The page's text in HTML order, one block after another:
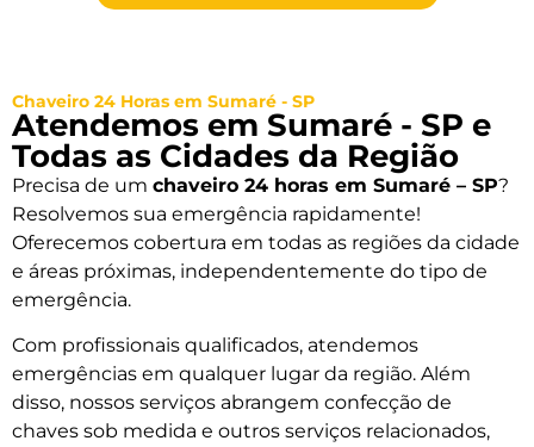
Chaveiro 24 Horas em Sumaré - SP
Atendemos em Sumaré - SP e
Todas as Cidades da Região
Precisa de um chaveiro 24 horas em Sumaré – SP?
Resolvemos sua emergência rapidamente!
Oferecemos cobertura em todas as regiões da cidade
e áreas próximas, independentemente do tipo de
emergência.
Com profissionais qualificados, atendemos
emergências em qualquer lugar da região. Além
disso, nossos serviços abrangem confecção de
chaves sob medida e outros serviços relacionados,